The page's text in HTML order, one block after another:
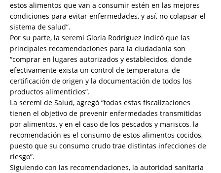
estos alimentos que van a consumir estén en las mejores
condiciones para evitar enfermedades, y así, no colapsar el
sistema de salud”.
Por su parte, la seremi Gloria Rodríguez indicó que las
principales recomendaciones para la ciudadanía son
“comprar en lugares autorizados y establecidos, donde
efectivamente exista un control de temperatura, de
certificación de origen y la documentación de todos los
productos alimenticios”.
La seremi de Salud, agregó “todas estas fiscalizaciones
tienen el objetivo de prevenir enfermedades transmitidas
por alimentos, y en el caso de los pescados y mariscos, la
recomendación es el consumo de estos alimentos cocidos,
puesto que su consumo crudo trae distintas infecciones de
riesgo”.
Siguiendo con las recomendaciones, la autoridad sanitaria